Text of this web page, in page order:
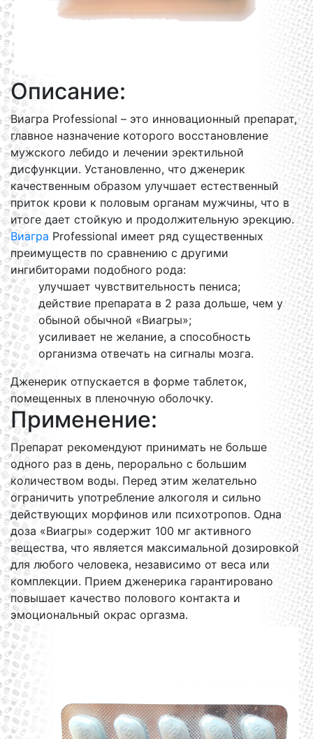
Описание:
Виагра Professional – это инновационный препарат,
главное назначение которого восстановление
мужского лебидо и лечении эректильной
дисфункции. Установленно, что дженерик
качественным образом улучшает естественный
приток крови к половым органам мужчины, что в
итоге дает стойкую и продолжительную эрекцию.
Виагра Professional имеет ряд существенных
преимуществ по сравнению с другими
ингибиторами подобного рода:
улучшает чувствительность пениса;
действие препарата в 2 раза дольше, чем у
обыной обычной «Виагры»;
усиливает не желание, а способность
организма отвечать на сигналы мозга.
Дженерик отпускается в форме таблеток,
помещенных в пленочную оболочку.
Применение:
Препарат рекомендуют принимать не больше
одного раз в день, перорально с большим
количеством воды. Перед этим желательно
ограничить употребление алкоголя и сильно
действующих морфинов или психотропов. Одна
доза «Виагры» содержит 100 мг активного
вещества, что является максимальной дозировкой
для любого человека, независимо от веса или
комплекции. Прием дженерика гарантировано
повышает качество полового контакта и
эмоциональный окрас оргазма.